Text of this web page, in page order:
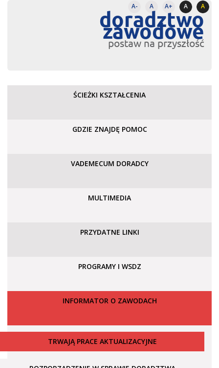
A- A A+ A A
doradztwo
zawodowe
postaw na przyszłość
ŚCIEŻKI KSZTAŁCENIA
GDZIE ZNAJDĘ POMOC
VADEMECUM DORADCY
MULTIMEDIA
PRZYDATNE LINKI
PROGRAMY I WSDZ
INFORMATOR O ZAWODACH
TRWAJĄ PRACE AKTUALIZACYJNE